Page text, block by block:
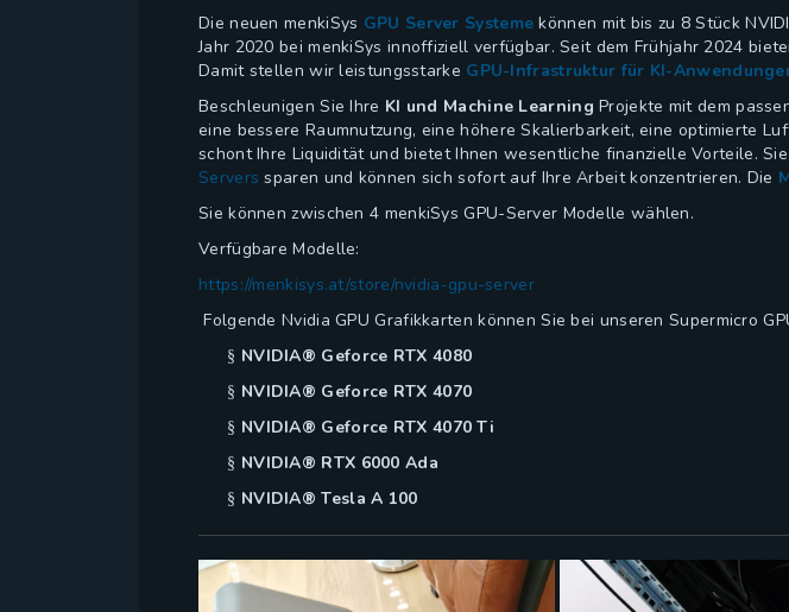
Die neuen menkiSys GPU Server Systeme können mit bis zu 8 Stück
Jahr 2020 bei menkiSys innoffiziell verfügbar. Seit dem Frühjahr 2024
Damit stellen wir leistungsstarke GPU-Infrastruktur für KI-
Beschleunigen Sie Ihre KI und Machine Learning Projekte mit dem
eine bessere Raumnutzung, eine höhere Skalierbarkeit, eine optimierte
schont Ihre Liquidität und bietet Ihnen wesentliche finanzielle Vorteile.
Servers sparen und können sich sofort auf Ihre Arbeit konzentrieren. Die
Sie können zwischen 4 menkiSys GPU-Server Modelle wählen.
Verfügbare Modelle:
https://menkisys.at/store/nvidia-gpu-server
Folgende Nvidia GPU Grafikkarten können Sie bei unseren Supermicro
§ NVIDIA® Geforce RTX 4080
§ NVIDIA® Geforce RTX 4070
§ NVIDIA® Geforce RTX 4070 Ti
§ NVIDIA® RTX 6000 Ada
§ NVIDIA® Tesla A 100